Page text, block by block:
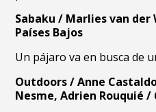
Sabaku / Marlies van der
Países Bajos
Un pájaro va en busca de
Outdoors / Anne
Nesme, Adrien Rouquié /